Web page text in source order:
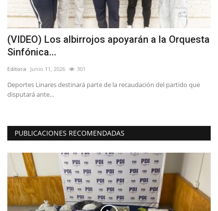
(VIDEO) Los albirrojos apoyarán a la Orquesta
Sinfónica...
Editora Junio 11, 2026 301
Deportes Linares destinará parte de la recaudación del partido que
disputará ante...
PUBLICACIONES RECOMENDADAS